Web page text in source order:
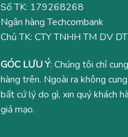
Số TK: 179268268
Ngân hàng Techcombank
Chủ TK: CTY TNHH TM DV
GÓC LƯU Ý: Chúng tôi chỉ
hàng trên. Ngoài ra không
bất cứ lý do gì, xin quý khách
giả mạo.